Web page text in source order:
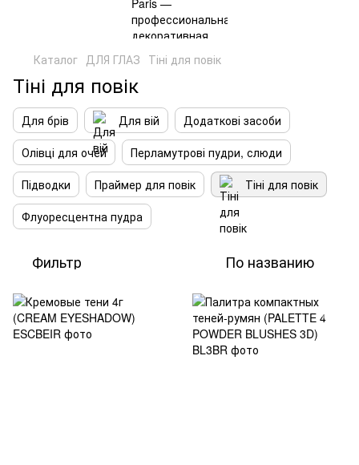
Каталог ДЛЯ ГЛАЗ Тіні для повік
Тіні для повік
Для брів Для вій
Додаткові засоби
Олівці для очей
Перламутрові пудри, слюди
Підводки
Праймер для повік
Тіні для повік
Флуоресцентна пудра
Фильтр По названию